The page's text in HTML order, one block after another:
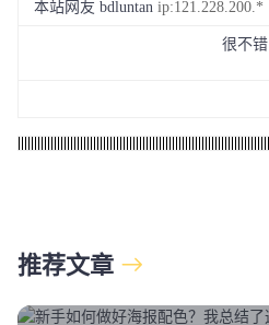
本站网友 bdluntan ip:121.228.200.*
很不错
推荐文章